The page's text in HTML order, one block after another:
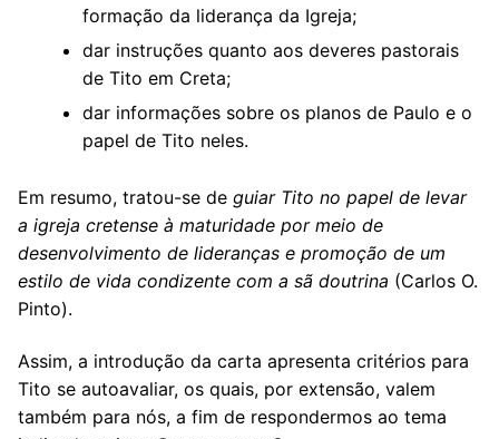
formação da liderança da Igreja;
dar instruções quanto aos deveres pastorais
de Tito em Creta;
dar informações sobre os planos de Paulo e o
papel de Tito neles.
Em resumo, tratou-se de guiar Tito no papel de levar
a igreja cretense à maturidade por meio de
desenvolvimento de lideranças e promoção de um
estilo de vida condizente com a sã doutrina (Carlos O.
Pinto).
Assim, a introdução da carta apresenta critérios para
Tito se autoavaliar, os quais, por extensão, valem
também para nós, a fim de respondermos ao tema